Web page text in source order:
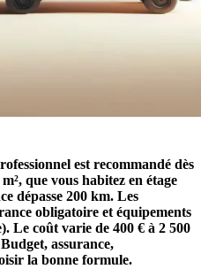
est recommandé dès
que vous habitez en étage
dépasse 200 km. Les
obligatoire et équipements
Le coût varie de 400 € à 2 500
assurance,
la bonne formule.